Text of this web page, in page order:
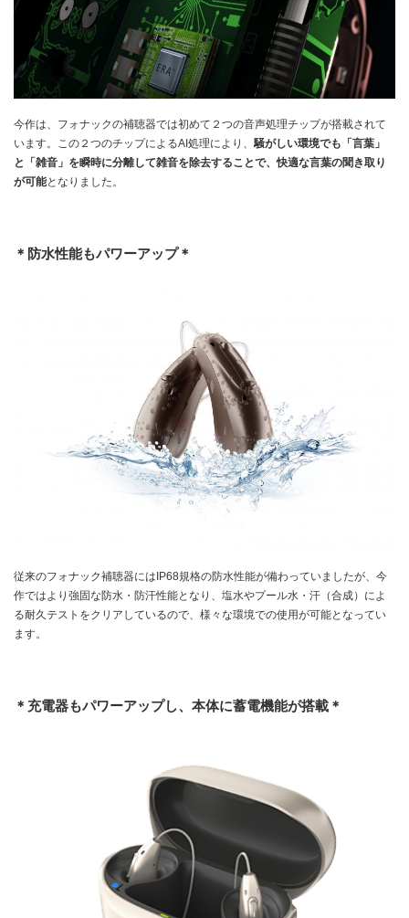
今作は、フォナックの補聴器では初めて２つの音声処理チップが搭載されて
います。この２つのチップによるAI処理により、 騒がしい環境でも「言葉」
と「雑音」を瞬時に分離して雑音を除去することで、快適な言葉の聞き取り
が可能となりました。
＊防水性能もパワーアップ＊
従来のフォナック補聴器にはIP68規格の防水性能が備わっていましたが、今
作ではより強固な防水・防汗性能となり、塩水やプール水・汗（合成）によ
る耐久テストをクリアしているので、様々な環境での使用が可能となってい
ます。
＊充電器もパワーアップし、本体に蓄電機能が搭載＊